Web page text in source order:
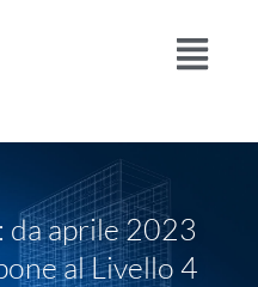
da aprile 2023
al Livello 4